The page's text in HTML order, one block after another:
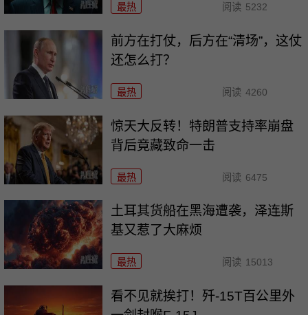
最热 阅读 5232
前方在打仗，后方在“清场”，这仗
还怎么打？
最热 阅读 4260
惊天大反转！特朗普支持率崩盘
背后竟藏致命一击
最热 阅读 6475
土耳其货船在黑海遭袭，泽连斯
基又惹了大麻烦
最热 阅读 15013
看不见就挨打！歼-15T百公里外